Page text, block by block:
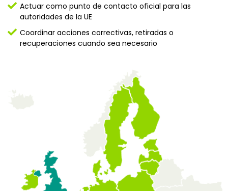
Actuar como punto de contacto oficial para las
autoridades de la UE
Coordinar acciones correctivas, retiradas o
recuperaciones cuando sea necesario